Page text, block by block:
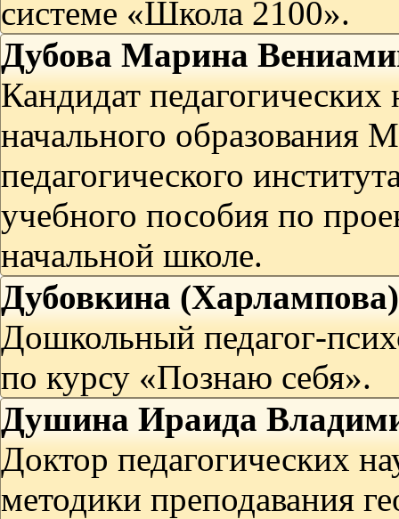
системе «Школа 2100».
Дубова Марина
Кандидат
начального образования
педагогического
учебного пособия по
начальной школе.
Дубовкина
Дошкольный педагог-
по курсу «Познаю себя».
Душина Ираида
Доктор педагогических
методики преподавания